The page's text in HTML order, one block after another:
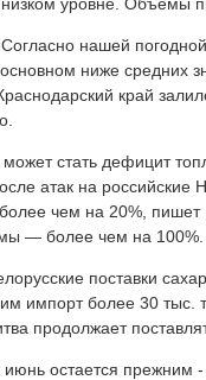
Согласно нашей
ниже
край
может стать дефицит
атак на
чем на 20%,
— более чем на 100%.
поставки
импорт более 30 тыс.
продолжает
июнь остается